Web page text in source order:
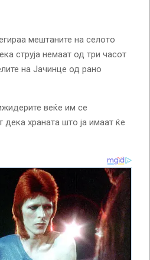
мештаните на селото
струја немаат од три часот
на Јачинце од рано
веќе им се
дека храната што ја имаат ќе